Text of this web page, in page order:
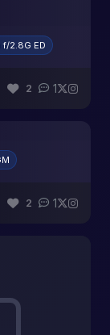
2.8G ED
2 1
2 1